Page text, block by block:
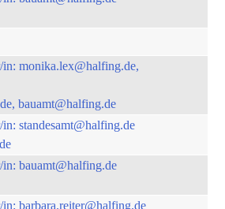
bauamt@halfing.de